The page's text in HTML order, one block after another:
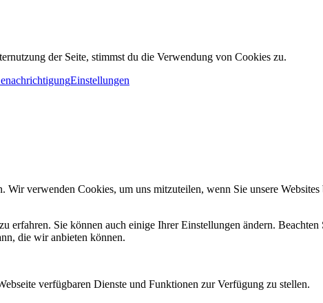
der Seite, stimmst du die Verwendung von Cookies zu.
Einstellungen
verwenden Cookies, um uns mitzuteilen, wenn Sie unsere
erfahren. Sie können auch einige Ihrer Einstellungen ändern.
die wir anbieten können.
verfügbaren Dienste und Funktionen zur Verfügung zu stellen.